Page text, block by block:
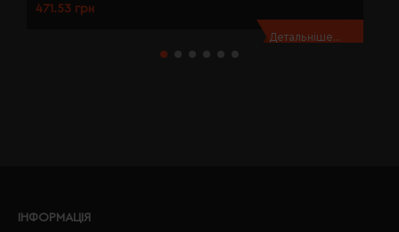
471.53 грн
Детальніше...
ІНФОРМАЦІЯ